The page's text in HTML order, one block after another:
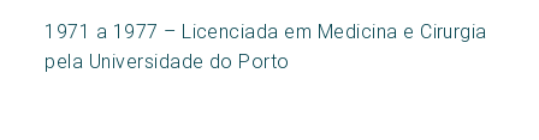
1971 a 1977 – Licenciada em Medicina e Cirurgia
pela Universidade do Porto